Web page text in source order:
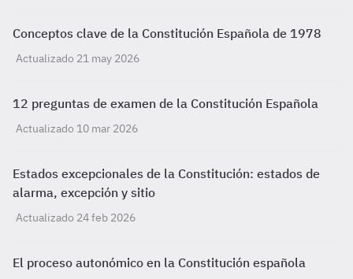
Conceptos clave de la Constitución Española de 1978
Actualizado 21 may 2026
12 preguntas de examen de la Constitución Española
Actualizado 10 mar 2026
Estados excepcionales de la Constitución: estados de
alarma, excepción y sitio
Actualizado 24 feb 2026
El proceso autonómico en la Constitución española